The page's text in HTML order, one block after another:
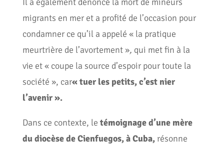
migrants en mer et a profité de l’occasion pour
condamner ce qu’il a appelé « la pratique
meurtrière de l’avortement », qui met fin à la
vie et « coupe la source d’espoir pour toute la
société », car« tuer les petits, c’est nier
l’avenir ».
Dans ce contexte, le témoignage d’une mère
du diocèse de Cienfuegos, à Cuba,résonne